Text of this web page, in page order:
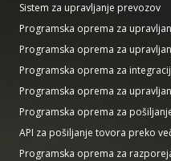
Sistem za upravljanje prevozov
Programska oprema za
Programska oprema za
Programska oprema za
Programska oprema za
Programska oprema za
API za pošiljanje tovora preko
Programska oprema za